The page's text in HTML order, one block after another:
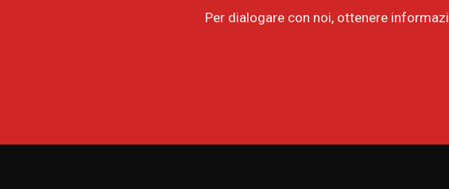
Per dialogare con noi, ottenere